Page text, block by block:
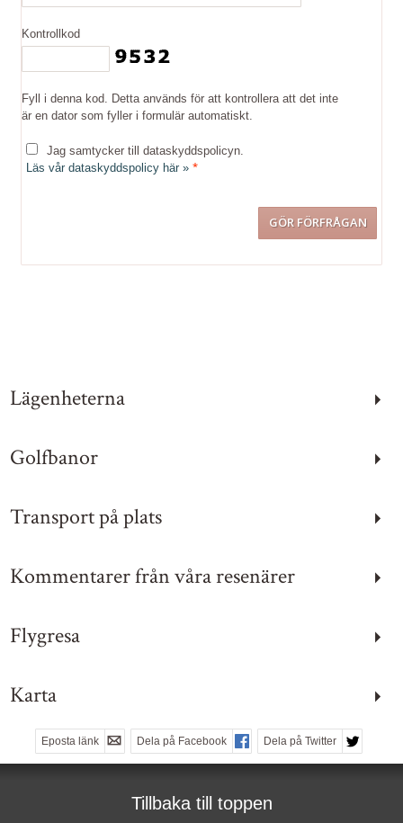
Kontrollkod
Fyll i denna kod. Detta används för att kontrollera att det inte
är en dator som fyller i formulär automatiskt.
Jag samtycker till dataskyddspolicyn.
Läs vår dataskyddspolicy här » *
E-post:
Instagram:
golfbyolka
Lägenheterna
Golfbanor
Transport på plats
Kommentarer från våra resenärer
Flygresa
Karta
Eposta länk Dela på Facebook Dela på Twitter
Tillbaka till toppen